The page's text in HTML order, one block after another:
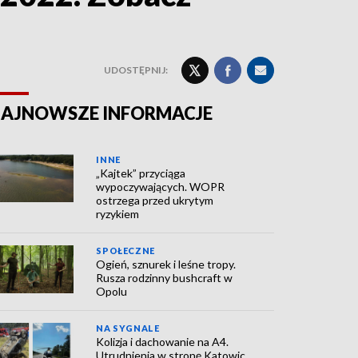
UDOSTĘPNIJ:
INFORMACJE
INNE
„Kajtek” przyciąga
wypoczywających. WOPR
ostrzega przed ukrytym
ryzykiem
SPOŁECZNE
Ogień, sznurek i leśne tropy.
Rusza rodzinny bushcraft w
Opolu
NA SYGNALE
Kolizja i dachowanie na A4.
Utrudnienia w stronę Katowic